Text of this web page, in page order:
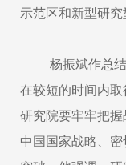
示范区和新型研究
杨振斌作总
在较短的时间内
研究院要牢牢把
中国国家战略、